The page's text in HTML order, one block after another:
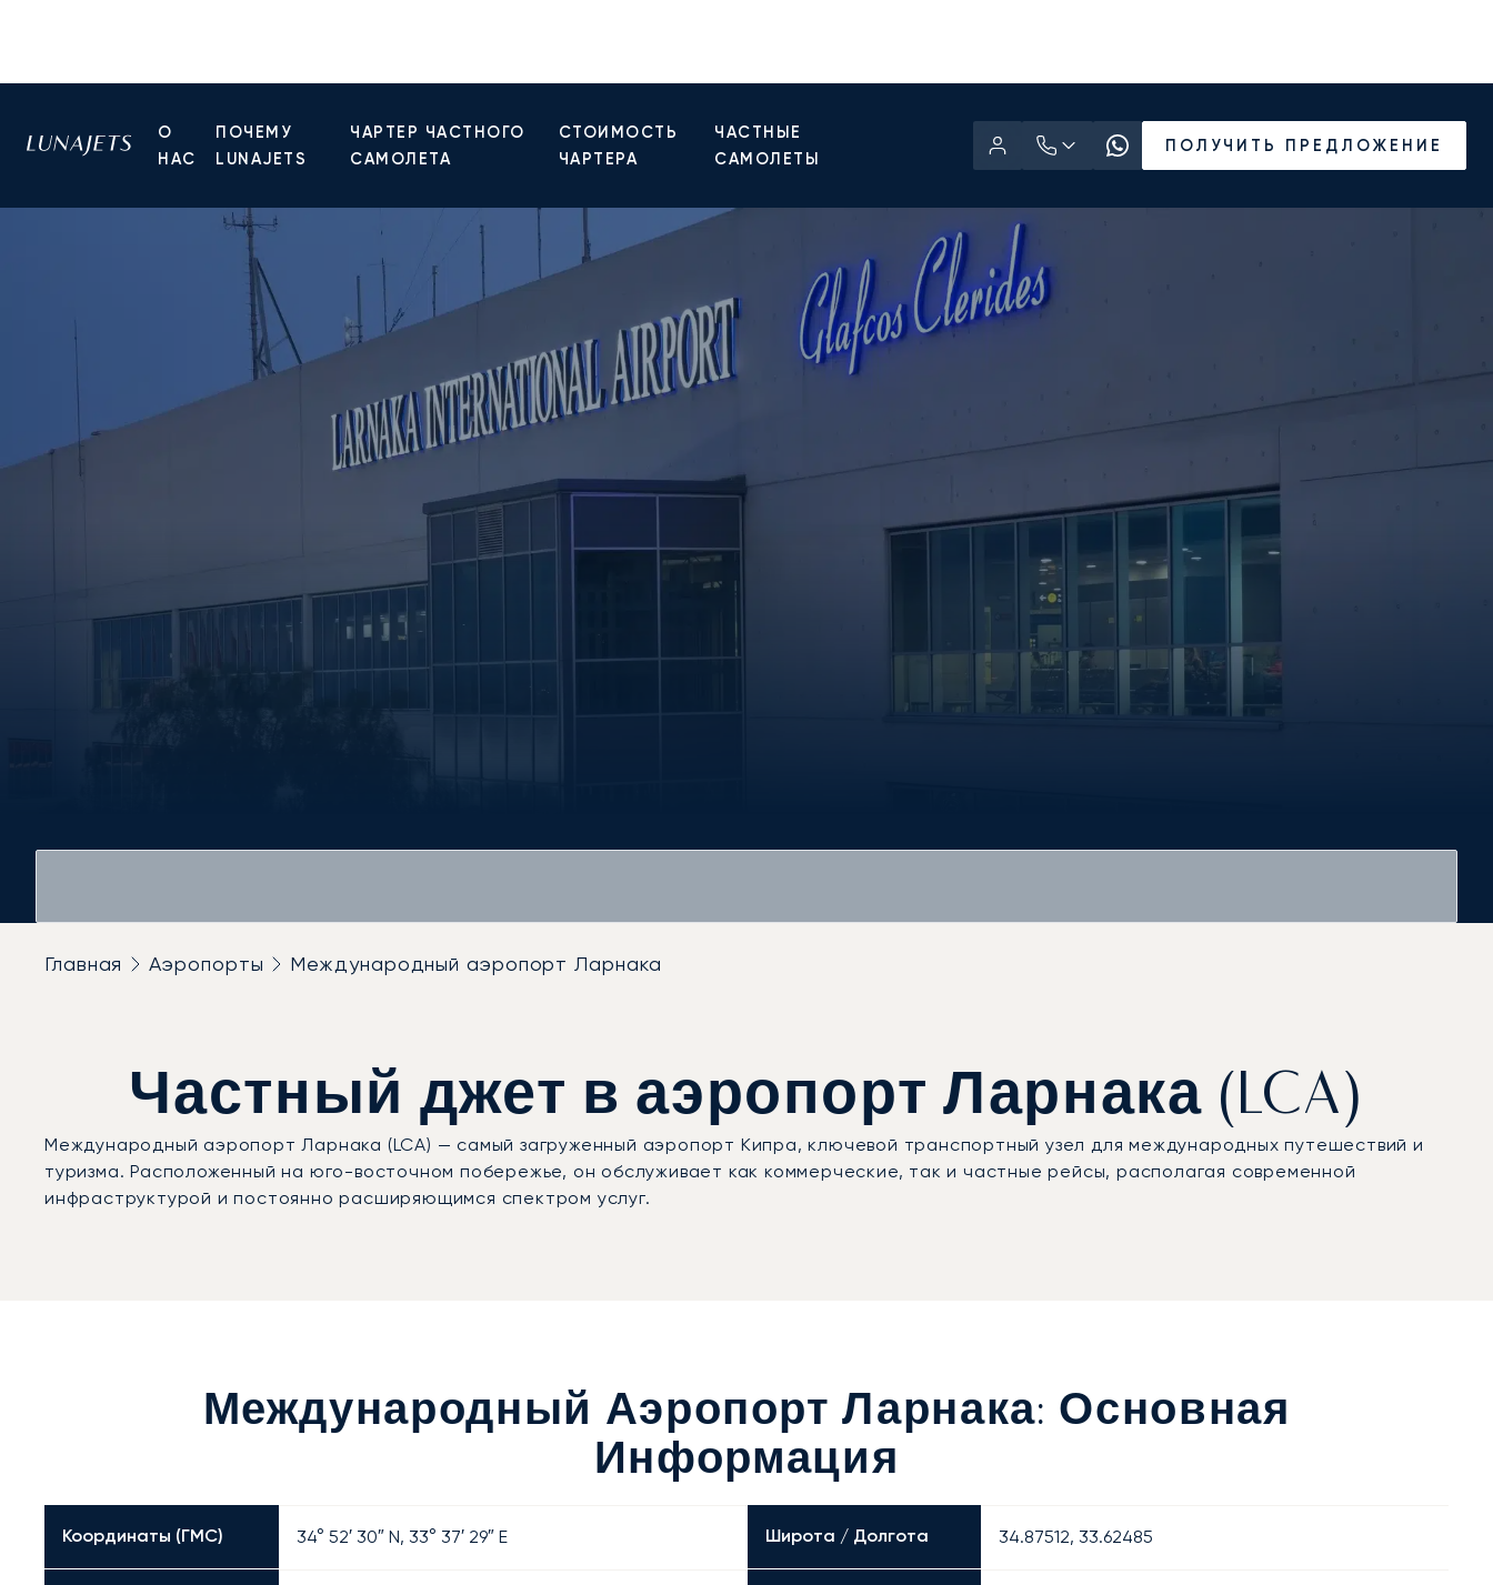
О
НАС
ПОЧЕМУ
LUNAJETS
ЧАРТЕР ЧАСТНОГО
САМОЛЕТА
СТОИМОСТЬ
ЧАРТЕРА
ЧАСТНЫЕ
САМОЛЕТЫ
ПОЛУЧИТЬ ПРЕДЛОЖЕНИЕ
Главная Аэропорты Международный аэропорт Ларнака
Частный джет в аэропорт Ларнака (LCA)
Международный аэропорт Ларнака (LCA) — самый загруженный аэропорт Кипра, ключевой транспортный узел для международных путешествий и
туризма. Расположенный на юго-восточном побережье, он обслуживает как коммерческие, так и частные рейсы, располагая современной
инфраструктурой и постоянно расширяющимся спектром услуг.
Международный Аэропорт Ларнака: Основная
Информация
Координаты (ГМС) 34° 52′ 30″ N, 33° 37′ 29″ E Широта / Долгота 34.87512, 33.62485